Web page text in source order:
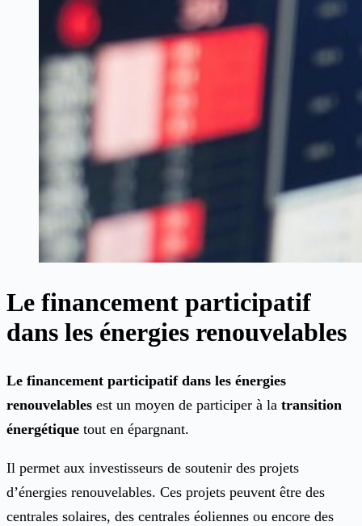
Le financement participatif
dans les énergies renouvelables
Le financement participatif dans les énergies
renouvelables est un moyen de participer à la transition
énergétique tout en épargnant.
Il permet aux investisseurs de soutenir des projets
d’énergies renouvelables. Ces projets peuvent être des
centrales solaires, des centrales éoliennes ou encore des